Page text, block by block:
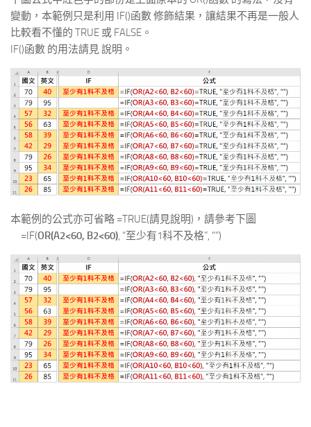
變動，本範例只是利用 IF()函數 修飾結果，讓結果不再是一般人
比較看不懂的 TRUE 或 FALSE。
IF()函數 的用法請見 說明。
本範例的公式亦可省略 =TRUE(請見說明)，請參考下圖
=IF(OR(A2<60, B2<60), “至少有1科不及格”, “”)